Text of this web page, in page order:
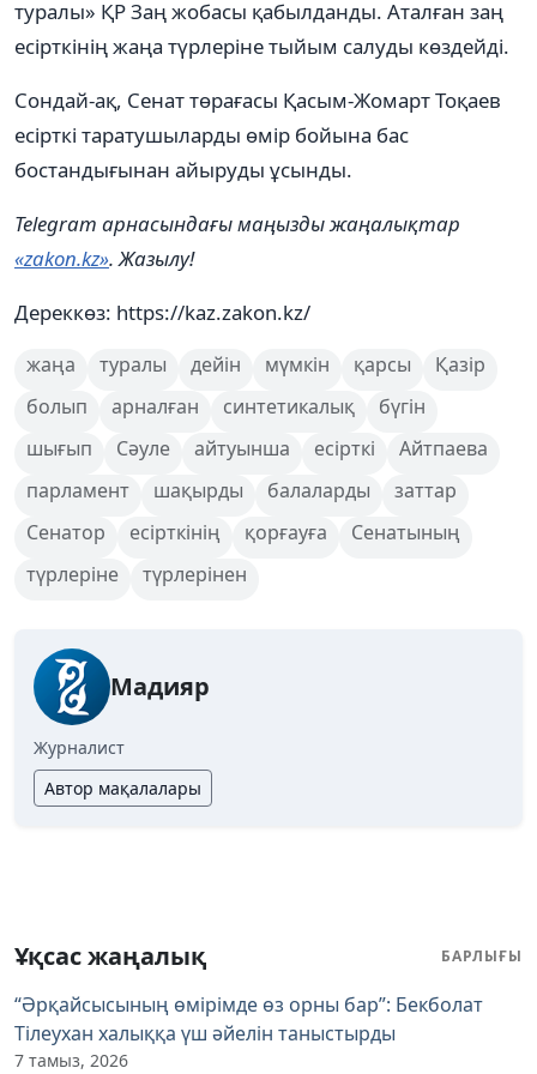
туралы» ҚР Заң жобасы қабылданды. Аталған заң
есірткінің жаңа түрлеріне тыйым салуды көздейді.
Сондай-ақ, Сенат төрағасы Қасым-Жомарт Тоқаев
есірткі таратушыларды өмір бойына бас
бостандығынан айыруды ұсынды.
Telegram арнасындағы маңызды жаңалықтар
«zakon.kz». Жазылу!
Дереккөз: https://kaz.zakon.kz/
жаңа туралы дейін мүмкін қарсы
Қазір
болып
арналған синтетикалық
бүгін
шығып
Сәуле айтуынша есірткі
Айтпаева
парламент
шақырды балаларды
заттар
Сенатор
есірткінің қорғауға
Сенатының
түрлеріне
түрлерінен
Мадияр
Журналист
Автор мақалалары
Ұқсас жаңалық БАРЛЫҒЫ
“Әрқайсысының өмірімде өз орны бар”: Бекболат
Тілеухан халыққа үш әйелін таныстырды
7 тамыз, 2026